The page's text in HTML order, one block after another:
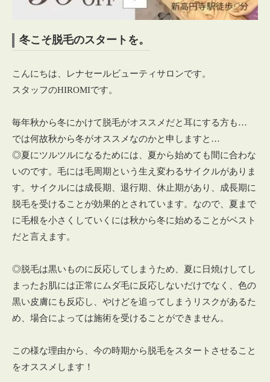
冬こそ脱毛のスタートを。
こんにちは、レナセールビューティサロンです。
スタッフのHIROMIです。
毎年秋から冬にかけて脱毛がオススメだと耳にする方も…
では何故秋から冬がオススメなのかと申しますと…
◎夏にツルツルになるためには、夏から始めても間に合わな
いのです。毛には毛周期という生え変わるサイクルがありま
す。サイクルには成長期、退行期、休止期があり、成長期に
脱毛を受けることが効果的とされています。なので、夏まで
に毛根を小さくしていくには秋から冬に始めることがベスト
だと言えます。
◎脱毛は黒いものに反応してしまうため、夏に日焼けしてし
まったお肌には正常にムダ毛に反応しないだけでなく、色の
黒い皮膚にも反応し、やけどを追ってしまうリスクがあるた
め、場合によっては施術を受けることができません。
この様な理由から、今の時期から脱毛をスタートさせること
をオススメします！